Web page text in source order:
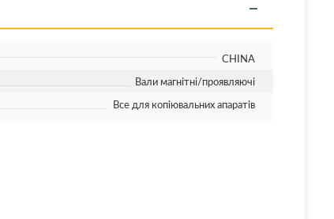
CHINA
Вали магнітні/проявляючі
Все для копіювальних апаратів